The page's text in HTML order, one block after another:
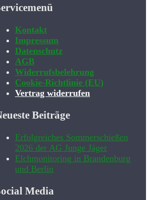
Kontakt
Impressum
Datenschutz
AGB
Widerrufsbelehrung
Cookie-Richtlinie (EU)
Vertrag widerrufen
Beiträge
Erfolgreiches Sommerschießen
2026 der AG Junge Jäger
Elchmonitoring in Brandenburg
und Berlin
Media